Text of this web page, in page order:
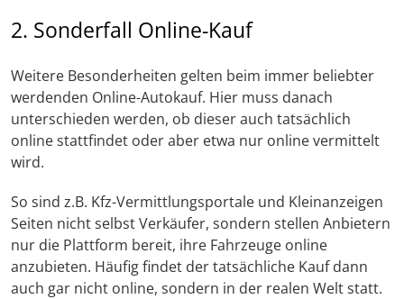
2. Sonderfall Online-Kauf
Weitere Besonderheiten gelten beim immer beliebter
werdenden Online-Autokauf. Hier muss danach
unterschieden werden, ob dieser auch tatsächlich
online stattfindet oder aber etwa nur online vermittelt
wird.
So sind z.B. Kfz-Vermittlungsportale und Kleinanzeigen
Seiten nicht selbst Verkäufer, sondern stellen Anbietern
nur die Plattform bereit, ihre Fahrzeuge online
anzubieten. Häufig findet der tatsächliche Kauf dann
auch gar nicht online, sondern in der realen Welt statt.